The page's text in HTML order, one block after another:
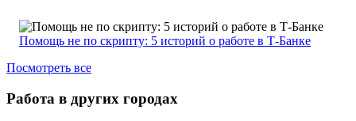
Помощь не по скрипту: 5 историй о работе в Т-Банке
Посмотреть все
Работа в других городах